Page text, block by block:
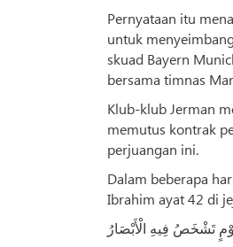
Pernyataan itu
untuk
skuad Bayern
bersama timnas
Klub-klub Jerman
memutus kontrak
perjuangan ini.
Dalam beberapa
Ibrahim ayat 42 di
تَشْخَصُ فِيهِ الْأَبْصَارُ